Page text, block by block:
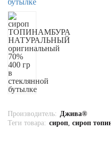
Одежда и аксессуары
Подарки
Производитель: Джива®
Теги товара: сироп сироп